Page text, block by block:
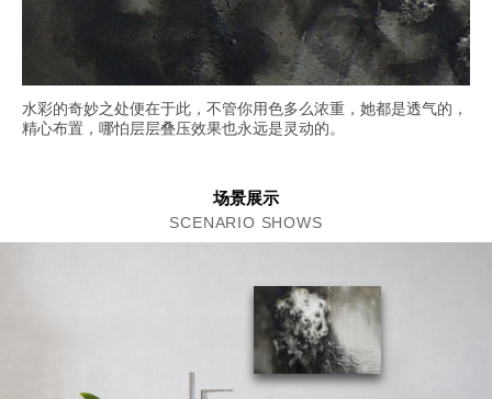
水彩的奇妙之处便在于此，不管你用色多么浓重，她都是透气的，
精心布置，哪怕层层叠压效果也永远是灵动的。
场景展示
SCENARIO SHOWS